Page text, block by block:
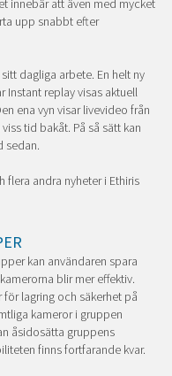
innebär att även med mycket
upp snabbt efter
dagliga arbete. En helt ny
Instant replay visas aktuell
ena vyn visar livevideo från
tid bakåt. På så sätt kan
sedan.
flera andra nyheter i Ethiris
kan användaren spara
blir mer effektiv.
för lagring och säkerhet på
kameror i gruppen
åsidosätta gruppens
finns fortfarande kvar.